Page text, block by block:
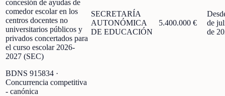
concesión de ayudas de
comedor escolar en los
centros docentes no
universitarios públicos y
privados concertados para
el curso escolar 2026-
2027 (SEC)
BDNS 915834 ·
Concurrencia competitiva
- canónica
SECRETARÍA
AUTONÓMICA
DE EDUCACIÓN
5.400.000 €
de
de